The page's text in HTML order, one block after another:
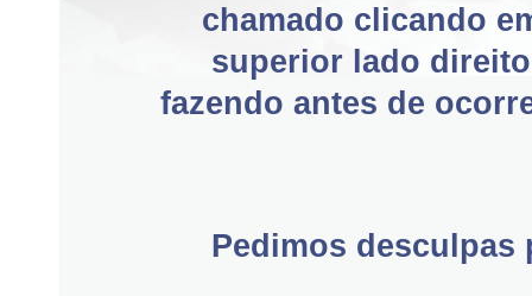
chamado clicando
superior lado
fazendo antes de
Pedimos